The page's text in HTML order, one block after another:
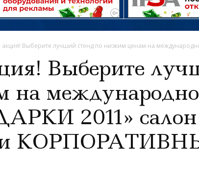
Выберите лучший стенд по низким ценам на
Выберите
на
2011»